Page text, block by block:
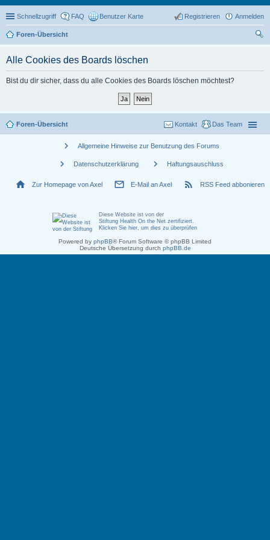
Schnellzugriff FAQ Benutzer Karte Anmelden
Registrieren
Foren-Übersicht
Alle Cookies des Boards löschen
Bist du dir sicher, dass du alle Cookies des Boards löschen möchtest?
Foren-Übersicht Das Team
Kontakt
chevron_right Allgemeine Hinweise zur Benutzung des Forums
chevron_right Datenschutzerklärung chevron_right Haftungsauschluss
home Zur Homepage von Axel mail_outline E-Mail an Axel rss_feed RSS Feed abbonieren
Diese Website ist von der
Stiftung Health On the Net zertifiziert.
Klicken Sie hier, um dies zu überprüfen
Powered by phpBB® Forum Software © phpBB Limited
Deutsche Übersetzung durch phpBB.de